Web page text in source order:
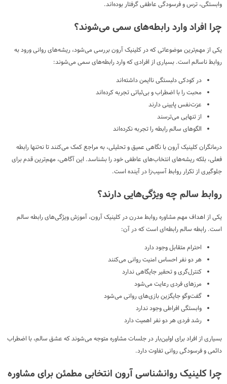
وابستگی، ترس و فرسودگی عاطفی گرفتار بوده‌اند.
چرا افراد وارد رابطه‌های سمی می‌شوند؟
یکی از مهم‌ترین موضوعاتی که در کلینیک آرون بررسی می‌شود، ریشه‌های روانی ورود به
روابط ناسالم است. بسیاری از افرادی که وارد رابطه‌های سمی می‌شوند:
در کودکی دلبستگی ناایمن داشته‌اند
محبت را با اضطراب و بی‌ثباتی تجربه کرده‌اند
عزت‌نفس پایینی دارند
از تنهایی می‌ترسند
الگوهای سالم رابطه را تجربه نکرده‌اند
درمانگران کلینیک آرون با نگاهی عمیق و تحلیلی، به مراجع کمک می‌کنند تا نه‌تنها رابطه
فعلی، بلکه ریشه‌های انتخاب‌های عاطفی خود را بشناسد. این آگاهی، مهم‌ترین قدم برای
جلوگیری از تکرار روابط آسیب‌زا در آینده است.
روابط سالم چه ویژگی‌هایی دارند؟
یکی از اهداف مهم مشاوره روابط مدرن در کلینیک آرون، آموزش ویژگی‌های رابطه سالم
است. رابطه سالم رابطه‌ای است که در آن:
احترام متقابل وجود دارد
هر دو نفر احساس امنیت روانی می‌کنند
کنترل‌گری و تحقیر جایگاهی ندارد
مرزهای فردی رعایت می‌شود
گفت‌وگو جایگزین بازی‌های روانی می‌شود
وابستگی افراطی وجود ندارد
رشد فردی هر دو نفر اهمیت دارد
بسیاری از افراد برای اولین‌بار در جلسات مشاوره متوجه می‌شوند که عشق سالم، با اضطراب
دائمی و فرسودگی روانی تفاوت دارد.
چرا کلینیک روانشناسی آرون انتخابی مطمئن برای مشاوره